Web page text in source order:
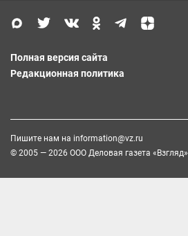
Полная версия сайта
Редакционная политика
Пишите нам на information@vz.ru
© 2005 — 2026 ООО Деловая газета «Взгляд»